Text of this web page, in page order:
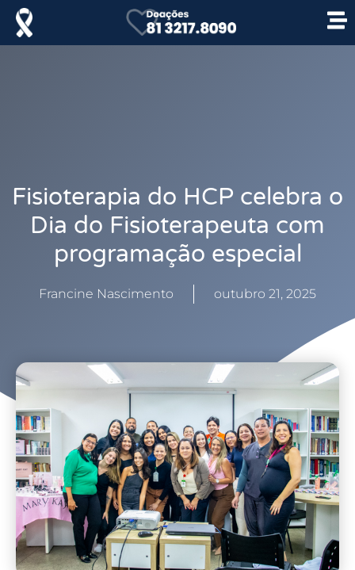
Fisioterapia do HCP celebra o
Dia do Fisioterapeuta com
programação especial
Francine Nascimento outubro 21, 2025